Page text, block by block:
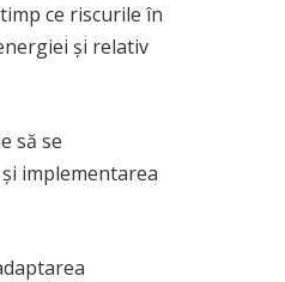
ce riscurile în
și relativ
să se
implementarea